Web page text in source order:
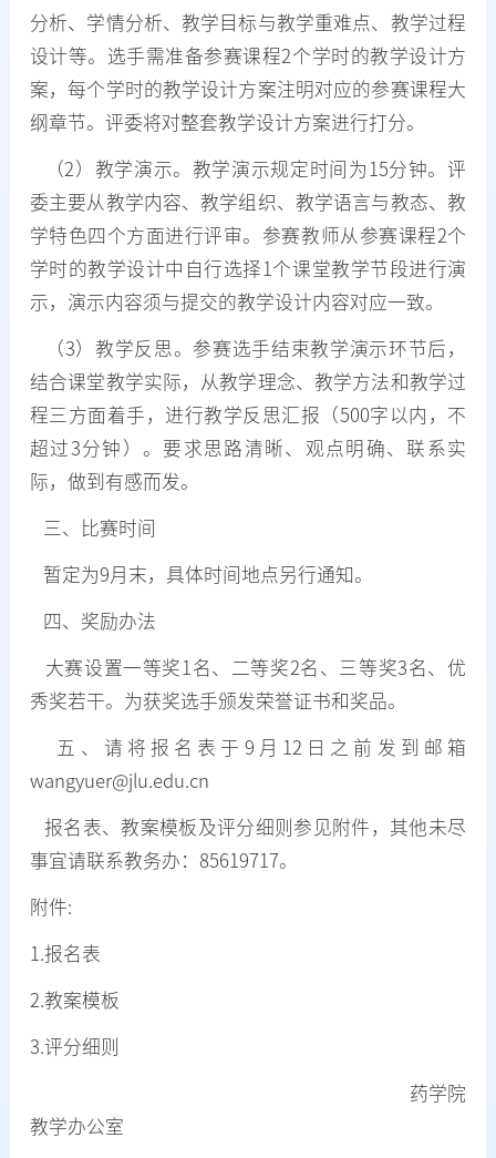
分析、学情分析、教学目标与教学重难点、教学过程
设计等。选手需准备参赛课程2个学时的教学设计方
案，每个学时的教学设计方案注明对应的参赛课程大
纲章节。评委将对整套教学设计方案进行打分。
（2）教学演示。教学演示规定时间为15分钟。评
委主要从教学内容、教学组织、教学语言与教态、教
学特色四个方面进行评审。参赛教师从参赛课程2个
学时的教学设计中自行选择1个课堂教学节段进行演
示，演示内容须与提交的教学设计内容对应一致。
（3）教学反思。参赛选手结束教学演示环节后，
结合课堂教学实际，从教学理念、教学方法和教学过
程三方面着手，进行教学反思汇报（500字以内，不
超过3分钟）。要求思路清晰、观点明确、联系实
际，做到有感而发。
三、比赛时间
暂定为9月末，具体时间地点另行通知。
四、奖励办法
大赛设置一等奖1名、二等奖2名、三等奖3名、优
秀奖若干。为获奖选手颁发荣誉证书和奖品。
五、请将报名表于9月12日之前发到邮箱
wangyuer@jlu.edu.cn
报名表、教案模板及评分细则参见附件，其他未尽
事宜请联系教务办：85619717。
附件:
1.报名表
2.教案模板
3.评分细则
药学院
教学办公室